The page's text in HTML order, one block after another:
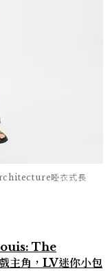
睡衣式長
The
主角，LV迷你小包